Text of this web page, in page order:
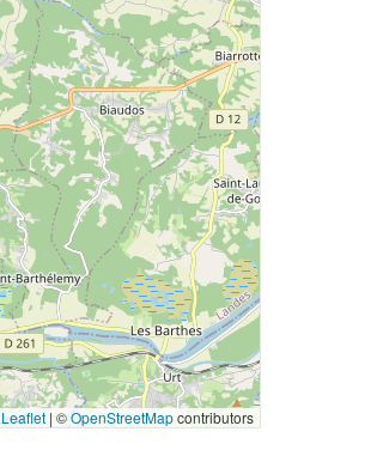
| ©OpenStreetMapcontributors